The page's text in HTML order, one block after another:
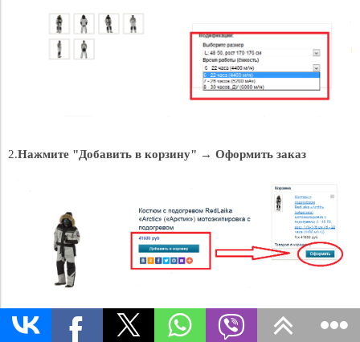
2.Нажмите "Добавить в корзину" → Оформить заказ